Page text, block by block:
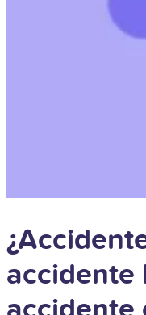
accidente